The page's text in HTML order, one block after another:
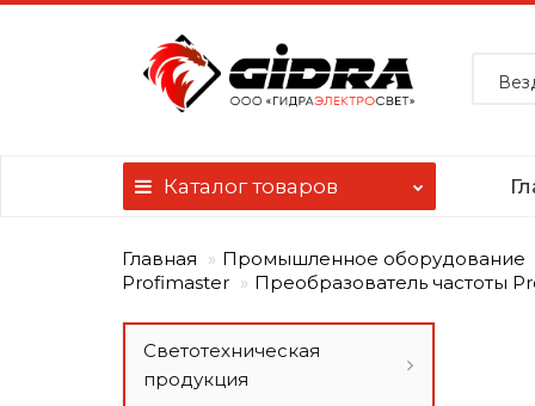
Каталогтоваров
Главная
Промышленное оборудование
Profimaster
Преобразователь частоты
Светотехническая
продукция